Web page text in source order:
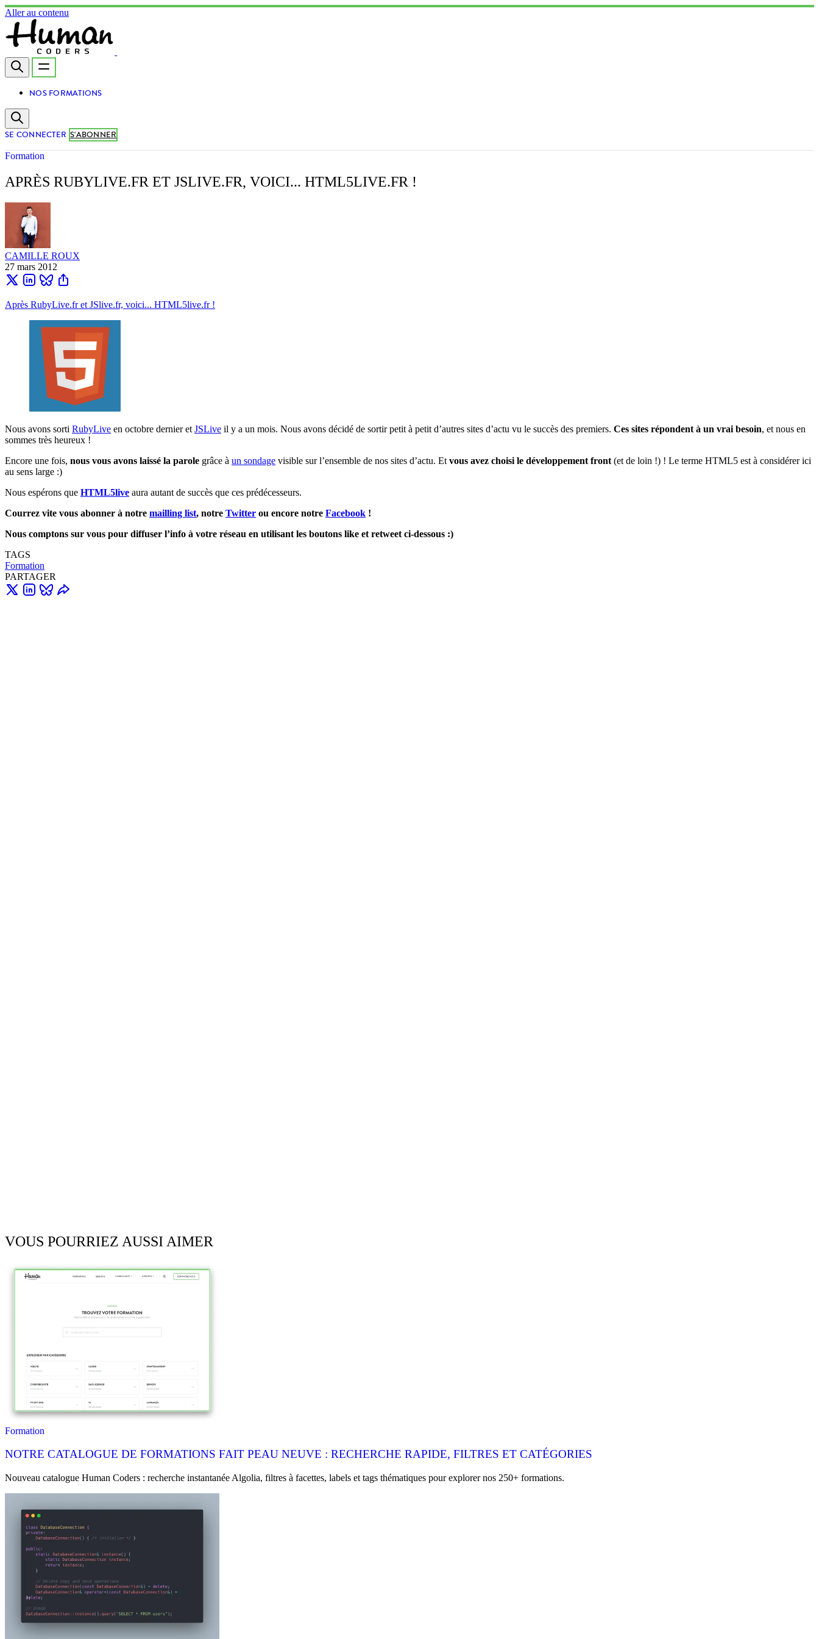
Aller au contenu
NOS FORMATIONS
SE CONNECTER S'ABONNER
Formation
APRÈS RUBYLIVE.FR ET JSLIVE.FR, VOICI... HTML5LIVE.FR !
CAMILLE ROUX
27 mars 2012
Après RubyLive.fr et JSlive.fr, voici... HTML5live.fr !
Nous avons sorti RubyLive en octobre dernier et JSLive il y a un mois. Nous avons décidé de sortir petit à petit d’autres sites d’actu vu le succès des premiers. Ces sites répondent à un vrai besoin, et nous en
sommes très heureux !
Encore une fois, nous vous avons laissé la parole grâce à un sondage visible sur l’ensemble de nos sites d’actu. Et vous avez choisi le développement front (et de loin !) ! Le terme HTML5 est à considérer ici
au sens large :)
Nous espérons que HTML5live aura autant de succès que ces prédécesseurs.
Courrez vite vous abonner à notre mailling list, notre Twitter ou encore notre Facebook !
Nous comptons sur vous pour diffuser l’info à votre réseau en utilisant les boutons like et retweet ci-dessous :)
TAGS
Formation
PARTAGER
VOUS POURRIEZ AUSSI AIMER
Formation
NOTRE CATALOGUE DE FORMATIONS FAIT PEAU NEUVE : RECHERCHE RAPIDE, FILTRES ET CATÉGORIES
Nouveau catalogue Human Coders : recherche instantanée Algolia, filtres à facettes, labels et tags thématiques pour explorer nos 250+ formations.